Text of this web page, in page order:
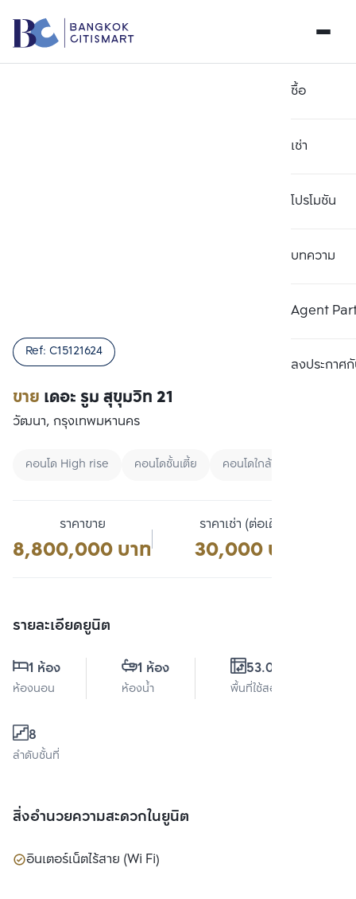
ซื้อ
เช่า
โปรโมชัน
บทความ
Agent
ลงประกาศกั
ขาย เดอะ รูม สุขุมวิท 21
Ref: C15121624
วัฒนา, กรุงเทพมหานคร
คอนโด High rise คอนโดชั้นเตี้ย คอนโดใกล้ BTS
ราคาขาย
8,800,000 บาท
ราคาเช่า (ต่อเดือน)
30,000 บาท
รายละเอียดยูนิต
1 ห้อง
ห้องนอน
1 ห้อง
ห้องน้ำ
53.09 ตร.ม.
พื้นที่ใช้สอย
8
ลำดับชั้นที่
สิ่งอำนวยความสะดวกในยูนิต
อินเตอร์เน็ตไร้สาย (Wi Fi)